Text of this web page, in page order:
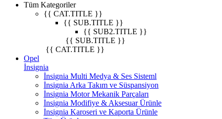
Tüm Kategoriler
{{ CAT.TITLE }}
{{ SUB.TITLE }}
{{ SUB2.TITLE }}
{{ SUB.TITLE }}
{{ CAT.TITLE }}
Opel
İnsignia
İnsignia Multi Medya & Ses Sisteml
İnsignia Arka Takım ve Süspansiyon
İnsignia Motor Mekanik Parçaları
İnsignia Modifiye & Aksesuar Ürünle
İnsignia Karoseri ve Kaporta Ürünle